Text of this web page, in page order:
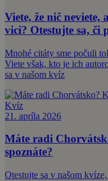
Viete, že nič
vici? Otestujte sa, či
Mnohé citáty sme počuli
Viete však, kto je ich
sa v našom kvíz
Kvíz
21. apríla 2026
Máte radi
spoznáte?
Otestujte sa v našom